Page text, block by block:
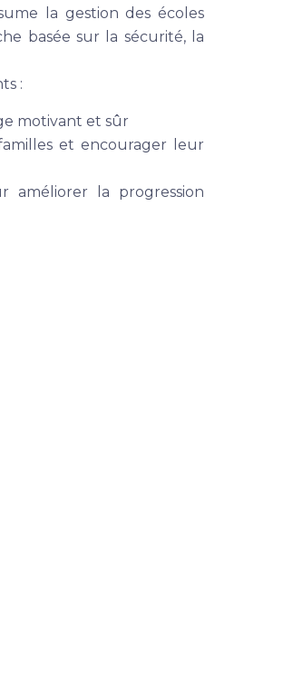
la gestion des écoles
basée sur la sécurité, la
:
motivant et sûr
et encourager leur
la progression